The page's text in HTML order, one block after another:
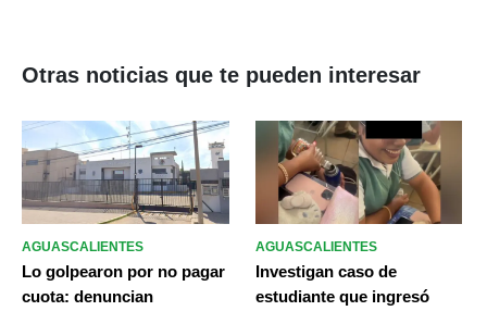
Otras noticias que te pueden interesar
AGUASCALIENTES
Lo golpearon por no pagar
cuota: denuncian
AGUASCALIENTES
Investigan caso de
estudiante que ingresó